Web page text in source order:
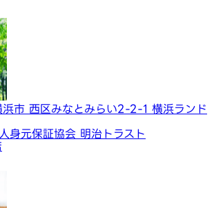
市 西区みなとみらい2-2-1 横浜ランド
身元保証協会 明治トラスト